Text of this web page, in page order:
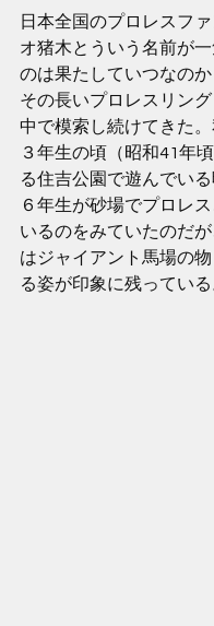
日本全国のプロレスフ
オ猪木とういう名前が
のは果たしていつなのか
その長いプロレスリン
中で模索し続けてきた
３年生の頃（昭和41年
る住吉公園で遊んでい
６年生が砂場でプロレ
いるのをみていたのだ
はジャイアント馬場の
る姿が印象に残っている